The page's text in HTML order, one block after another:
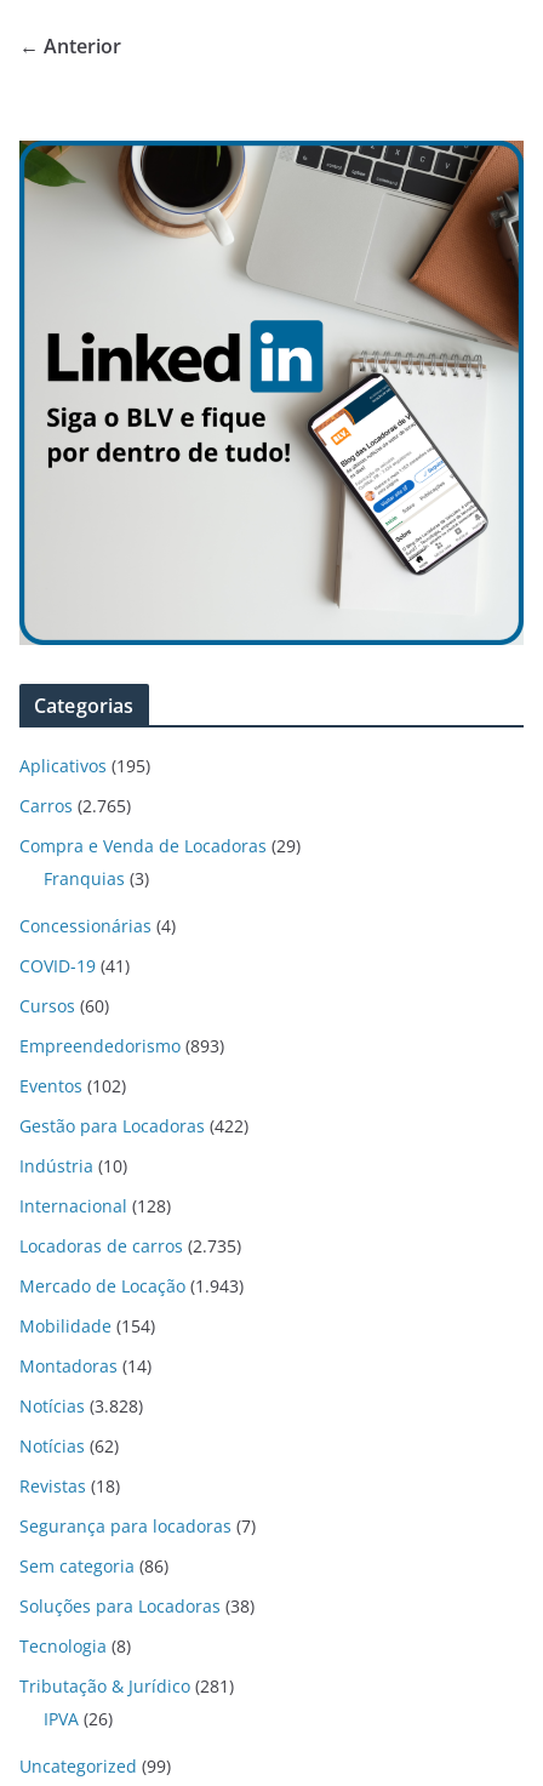
← Anterior
Categorias
Aplicativos (195)
Carros (2.765)
Compra e Venda de Locadoras (29)
Franquias (3)
Concessionárias (4)
COVID-19 (41)
Cursos (60)
Empreendedorismo (893)
Eventos (102)
Gestão para Locadoras (422)
Indústria (10)
Internacional (128)
Locadoras de carros (2.735)
Mercado de Locação (1.943)
Mobilidade (154)
Montadoras (14)
Notícias (3.828)
Notícias (62)
Revistas (18)
Segurança para locadoras (7)
Sem categoria (86)
Soluções para Locadoras (38)
Tecnologia (8)
Tributação & Jurídico (281)
IPVA (26)
Uncategorized (99)